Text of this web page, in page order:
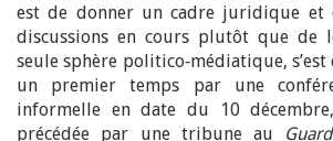
est de donner un cadre juridique et
discussions en cours plutôt que de
seule sphère politico‑médiatique,
un premier temps par une
informelle en date du 10
précédée par une tribune au